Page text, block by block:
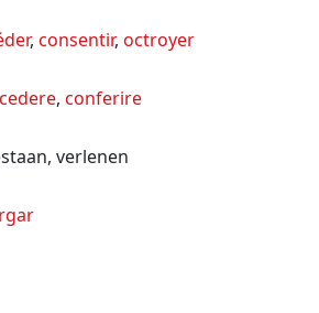
, consentir, octroyer
, conferire
verlenen